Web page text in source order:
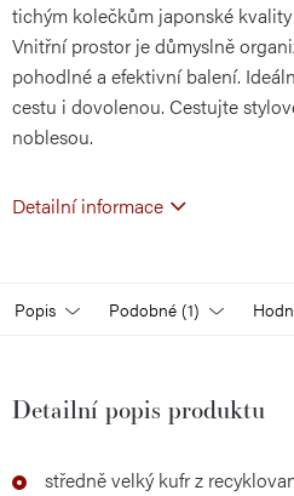
tichým kolečkům japonské
Vnitřní prostor je důmyslně
pohodlné a efektivní balení.
cestu i dovolenou. Cestujte
noblesou.
Detailní informace
Popis Podobné (1)
Detailní popis produktu
středně velký kufr z